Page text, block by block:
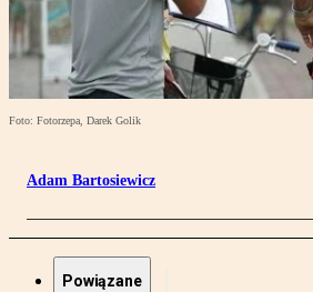
Foto: Fotorzepa, Darek Golik
Adam Bartosiewicz
Powiązane